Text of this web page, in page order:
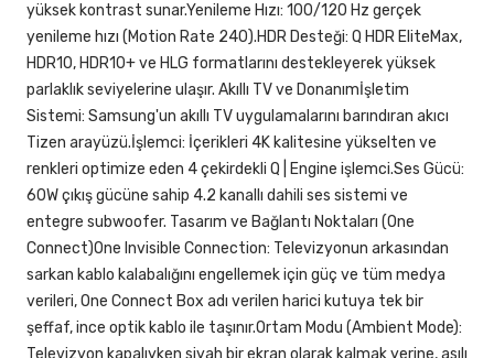
yüksek kontrast sunar.Yenileme Hızı: 100/120 Hz gerçek
yenileme hızı (Motion Rate 240).HDR Desteği: Q HDR EliteMax,
HDR10, HDR10+ ve HLG formatlarını destekleyerek yüksek
parlaklık seviyelerine ulaşır. Akıllı TV ve Donanımİşletim
Sistemi: Samsung'un akıllı TV uygulamalarını barındıran akıcı
Tizen arayüzü.İşlemci: İçerikleri 4K kalitesine yükselten ve
renkleri optimize eden 4 çekirdekli Q | Engine işlemci.Ses Gücü:
60W çıkış gücüne sahip 4.2 kanallı dahili ses sistemi ve
entegre subwoofer. Tasarım ve Bağlantı Noktaları (One
Connect)One Invisible Connection: Televizyonun arkasından
sarkan kablo kalabalığını engellemek için güç ve tüm medya
verileri, One Connect Box adı verilen harici kutuya tek bir
şeffaf, ince optik kablo ile taşınır.Ortam Modu (Ambient Mode):